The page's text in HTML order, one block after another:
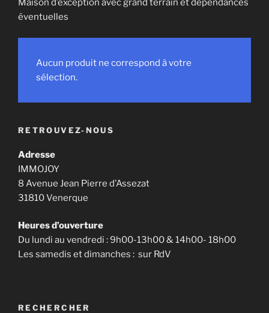
Maison d’exception avec grand terrain et dépendances
éventuelles
Aucun produit ne correspond à votre
sélection.
RETROUVEZ-NOUS
Adresse
IMMOJOY
8 Avenue Jean Pierre d’Assezat
31810 Venerque
Heures d’ouverture
Du lundi au vendredi : 9h00-13h00 & 14h00- 18h00
Les samedis et dimanches : sur RdV
RECHERCHER